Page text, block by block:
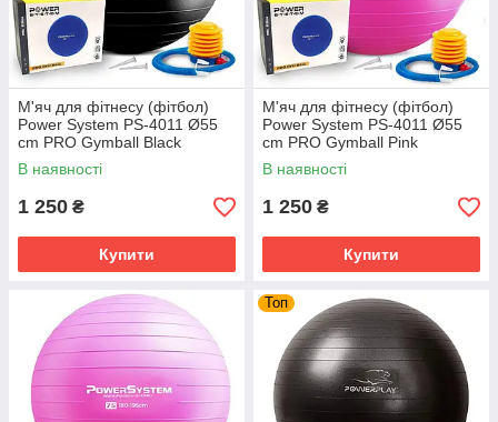
М'яч для фітнесу (фітбол)
Power System PS-4011 Ø55
cm PRO Gymball Black
В наявності
1 250 ₴
Купити
М'яч для фітнесу (фітбол)
Power System PS-4011 Ø55
cm PRO Gymball Pink
В наявності
1 250 ₴
Купити
Топ